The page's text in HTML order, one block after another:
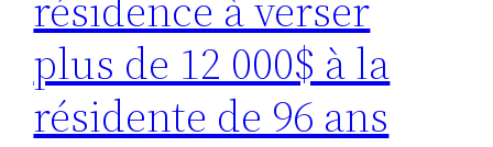
plus de 12 000$ à la
résidente de 96 ans